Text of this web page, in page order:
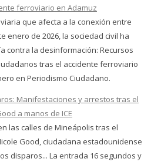
ferroviario en Adamuz
que afecta a la conexión entre
enero de 2026, la sociedad civil ha
contra la desinformación: Recursos
tras el accidente ferroviario
en Periodismo Ciudadano.
Manifestaciones y arrestos tras el
a manos de ICE
las calles de Mineápolis tras el
Good, ciudadana estadounidense
disparos... La entrada 16 segundos y